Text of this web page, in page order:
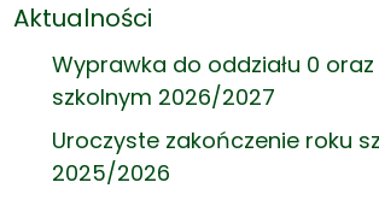
Aktualności
Wyprawka do oddziału 0
szkolnym 2026/2027
Uroczyste zakończenie roku
2025/2026